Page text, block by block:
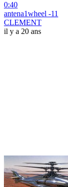
0:40
antena1wheel -11
CLEMENT
il y a 20 ans